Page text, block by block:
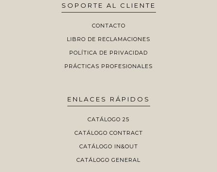
SOPORTE AL CLIENTE
CONTACTO
LIBRO DE RECLAMACIONES
POLÍTICA DE PRIVACIDAD
PRÁCTICAS PROFESIONALES
ENLACES RÁPIDOS
CATÁLOGO 25
CATÁLOGO CONTRACT
CATÁLOGO IN&OUT
CATÁLOGO GENERAL